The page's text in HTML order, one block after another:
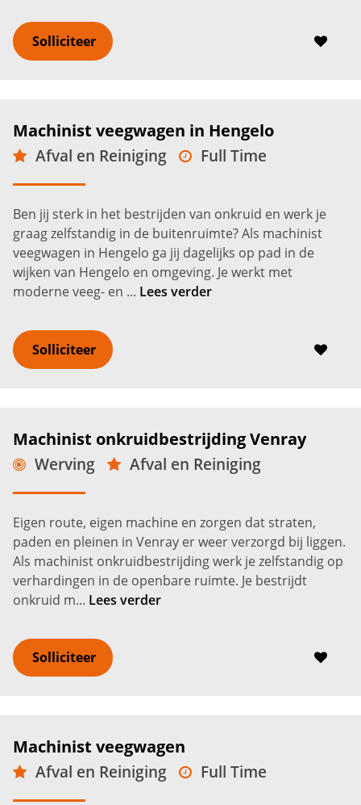
Solliciteer
Machinist veegwagen in Hengelo
Afval en Reiniging
Full Time
VMBO
Ben jij sterk in het bestrijden van onkruid en werk je
graag zelfstandig in de buitenruimte? Als machinist
veegwagen in Hengelo ga jij dagelijks op pad in de
wijken van Hengelo en omgeving. Je werkt met
moderne veeg- en ... Lees verder
Solliciteer
Machinist onkruidbestrijding Venray
Werving
Afval en Reiniging
Full Time
€2.900 - 3.850
Eigen route, eigen machine en zorgen dat straten,
paden en pleinen in Venray er weer verzorgd bij liggen.
Als machinist onkruidbestrijding werk je zelfstandig op
verhardingen in de openbare ruimte. Je bestrijdt
onkruid m... Lees verder
Solliciteer
Machinist veegwagen
Afval en Reiniging
Full Time
MBO